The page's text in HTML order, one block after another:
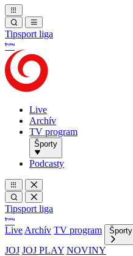
Tipsport liga
Live
Archív
TV program
Športy
Podcasty
Tipsport liga
Live Archív TV program Športy
JOJ JOJ PLAY NOVINY